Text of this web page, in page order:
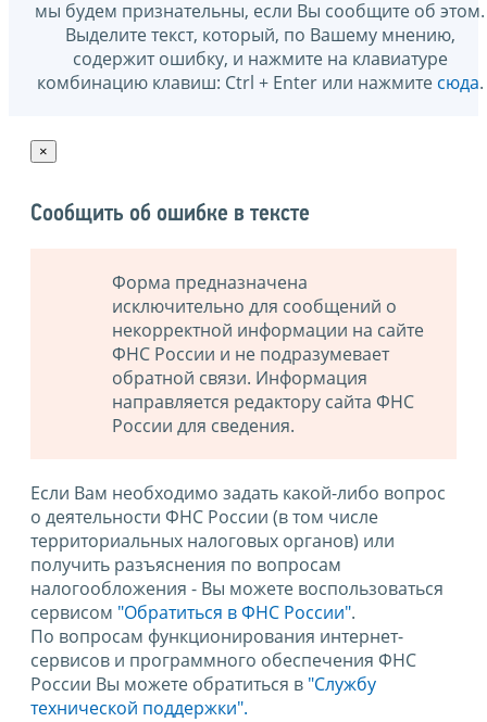
мы будем признательны, если Вы сообщите об этом.
Выделите текст, который, по Вашему мнению,
содержит ошибку, и нажмите на клавиатуре
комбинацию клавиш: Ctrl + Enter или нажмите сюда.
×
Сообщить об ошибке в тексте
Форма предназначена
исключительно для сообщений о
некорректной информации на сайте
ФНС России и не подразумевает
обратной связи. Информация
направляется редактору сайта ФНС
России для сведения.
Если Вам необходимо задать какой-либо вопрос
о деятельности ФНС России (в том числе
территориальных налоговых органов) или
получить разъяснения по вопросам
налогообложения - Вы можете воспользоваться
сервисом "Обратиться в ФНС России".
По вопросам функционирования интернет-
сервисов и программного обеспечения ФНС
России Вы можете обратиться в "Службу
технической поддержки".